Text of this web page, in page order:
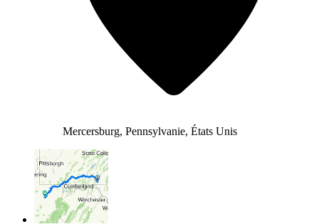
Mercersburg, Pennsylvanie, États Unis